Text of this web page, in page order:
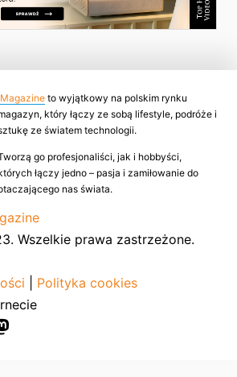
to wyjątkowy na polskim rynku
który łączy ze sobą lifestyle, podróże i
ze światem technologii.
go profesjonaliści, jak i hobbyści,
łączy jedno – pasja i zamiłowanie do
nas świata.
Wszelkie prawa zastrzeżone.
Polityka cookies